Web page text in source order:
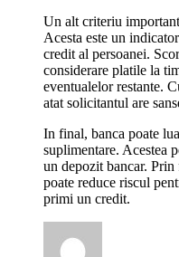
Un alt criteriu
Acesta este un
credit al persoanei.
considerare platile la
eventualelor restante.
atat solicitantul are
In final, banca poate
suplimentare. Acestea
un depozit bancar.
poate reduce riscul
primi un credit.